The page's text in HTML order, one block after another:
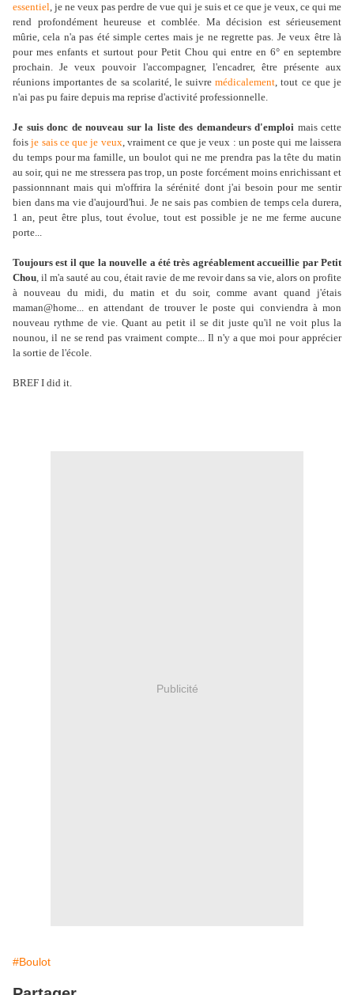
essentiel, je ne veux pas perdre de vue qui je suis et ce que je veux, ce qui me
rend profondément heureuse et comblée. Ma décision est sérieusement
mûrie, cela n'a pas été simple certes mais je ne regrette pas. Je veux être là
pour mes enfants et surtout pour Petit Chou qui entre en 6° en septembre
prochain. Je veux pouvoir l'accompagner, l'encadrer, être présente aux
réunions importantes de sa scolarité, le suivremédicalement, tout ce que je
n'ai pas pu faire depuis ma reprise d'activité professionnelle.
Je suis donc de nouveau sur la liste des demandeurs d'emploi mais cette
foisje sais ce que je veux, vraiment ce que je veux : un poste qui me laissera
du temps pour ma famille, un boulot qui ne me prendra pas la tête du matin
au soir, qui ne me stressera pas trop, un poste forcément moins enrichissant et
passionnnant mais qui m'offrira la sérénité dont j'ai besoin pour me sentir
bien dans ma vie d'aujourd'hui. Je ne sais pas combien de temps cela durera,
1 an, peut être plus, tout évolue, tout est possible je ne me ferme aucune
porte...
Toujours est il que la nouvelle a été très agréablement accueillie par Petit
Chou, il m'a sauté au cou, était ravie de me revoir dans sa vie, alors on profite
à nouveau du midi, du matin et du soir, comme avant quand j'étais
maman@home... en attendant de trouver le poste qui conviendra à mon
nouveau rythme de vie. Quant au petit il se dit juste qu'il ne voit plus la
nounou, il ne se rend pas vraiment compte... Il n'y a que moi pour apprécier
la sortie de l'école.
BREF I did it.
Publicité
#Boulot